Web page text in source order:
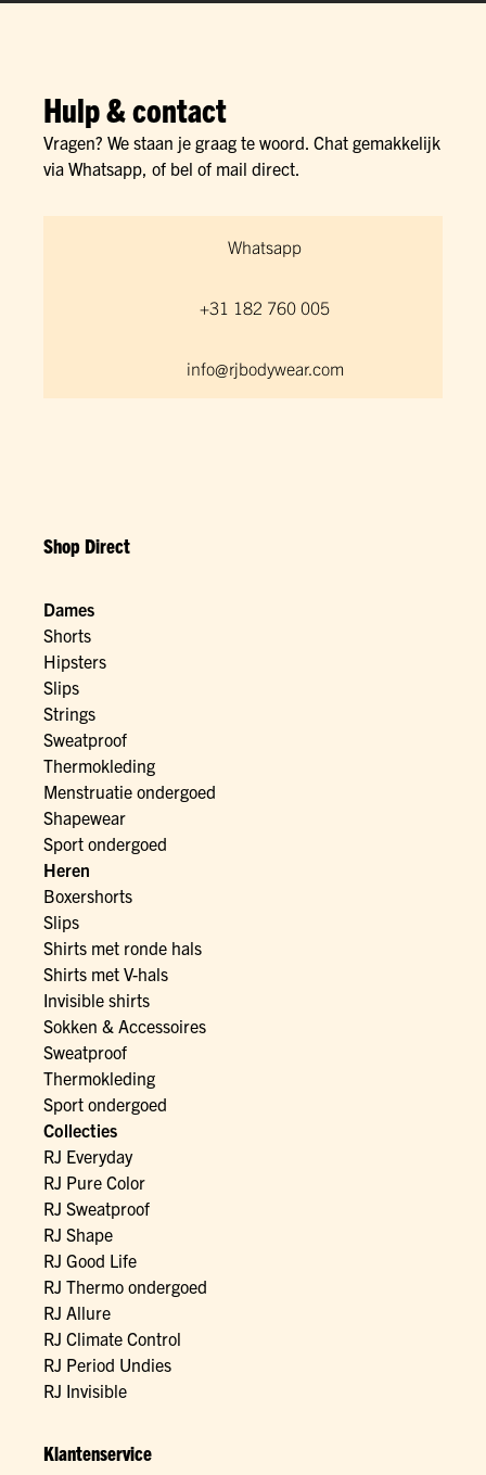
Hulp & contact
Vragen? We staan je graag te woord. Chat gemakkelijk
via Whatsapp, of bel of mail direct.
Whatsapp
+31 182 760 005
info@rjbodywear.com
Shop Direct
Dames
Shorts
Hipsters
Slips
Strings
Sweatproof
Thermokleding
Menstruatie ondergoed
Shapewear
Sport ondergoed
Heren
Boxershorts
Slips
Shirts met ronde hals
Shirts met V-hals
Invisible shirts
Sokken & Accessoires
Sweatproof
Thermokleding
Sport ondergoed
Collecties
RJ Everyday
RJ Pure Color
RJ Sweatproof
RJ Shape
RJ Good Life
RJ Thermo ondergoed
RJ Allure
RJ Climate Control
RJ Period Undies
RJ Invisible
Klantenservice